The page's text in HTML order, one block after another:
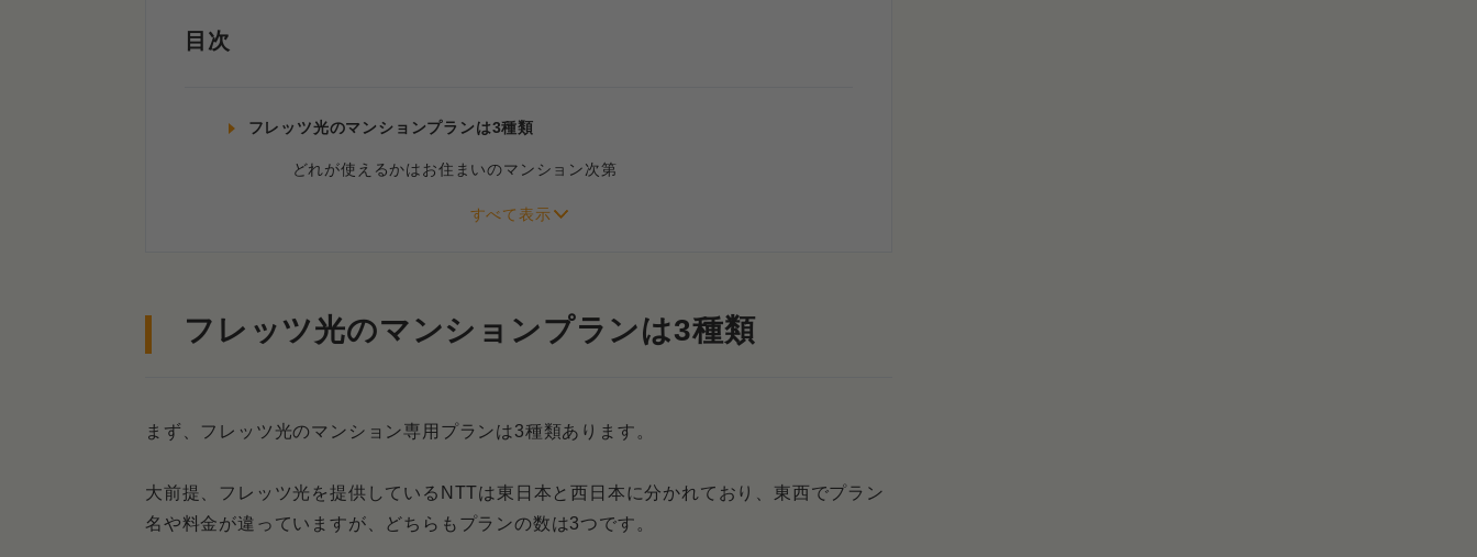
目次
フレッツ光のマンションプランは3種類
どれが使えるかはお住まいのマンション次第
西日本エリアの方はこちら
回線契約とプロバイダ契約が2つ必要だから
フレッツ光のマンションプランは3種類
まず、フレッツ光のマンション専用プランは3種類あります。
大前提、フレッツ光を提供しているNTTは東日本と西日本に分かれており、東西でプラン
名や料金が違っていますが、どちらもプランの数は3つです。